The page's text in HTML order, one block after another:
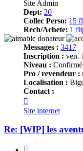
Site Admin
Dept: 20
Collec Perso: 15
Rech/Achete: 1
Messages : 3417
Inscription : ven.
Niveau : Confirmé
Pro / revendeur :
Localisation :
Contact :
Fabrice
Site internet
Re: [WIP] les